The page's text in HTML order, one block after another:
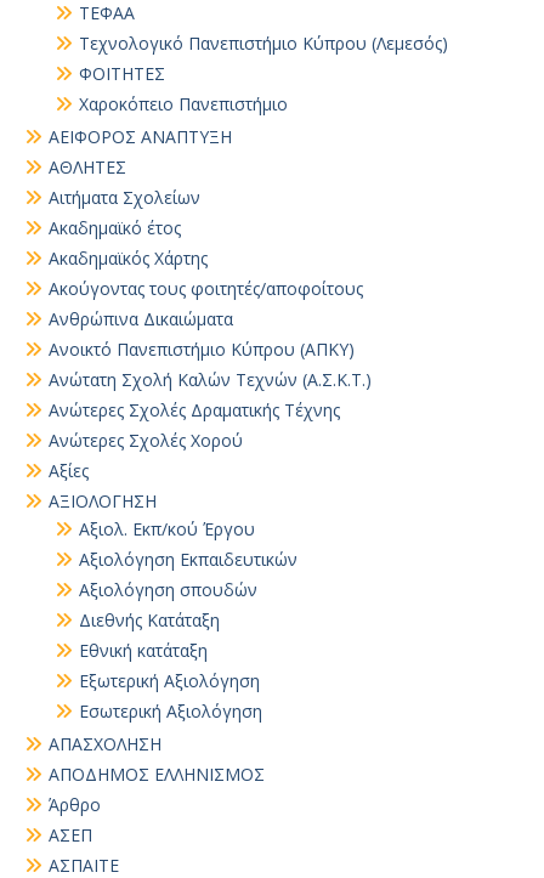
ΤΕΦΑΑ
Τεχνολογικό Πανεπιστήμιο Κύπρου (Λεμεσός)
ΦΟΙΤΗΤΕΣ
Χαροκόπειο Πανεπιστήμιο
ΑΕΙΦΟΡΟΣ ΑΝΑΠΤΥΞΗ
ΑΘΛΗΤΕΣ
Αιτήματα Σχολείων
Ακαδημαϊκό έτος
Ακαδημαϊκός Χάρτης
Ακούγοντας τους φοιτητές/αποφοίτους
Ανθρώπινα Δικαιώματα
Ανοικτό Πανεπιστήμιο Κύπρου (ΑΠΚΥ)
Ανώτατη Σχολή Καλών Τεχνών (Α.Σ.Κ.Τ.)
Ανώτερες Σχολές Δραματικής Τέχνης
Ανώτερες Σχολές Χορού
Αξίες
ΑΞΙΟΛΟΓΗΣΗ
Αξιολ. Εκπ/κού Έργου
Αξιολόγηση Εκπαιδευτικών
Αξιολόγηση σπουδών
Διεθνής Κατάταξη
Εθνική κατάταξη
Εξωτερική Αξιολόγηση
Εσωτερική Αξιολόγηση
ΑΠΑΣΧΟΛΗΣΗ
ΑΠΟΔΗΜΟΣ ΕΛΛΗΝΙΣΜΟΣ
Άρθρο
ΑΣΕΠ
ΑΣΠΑΙΤΕ